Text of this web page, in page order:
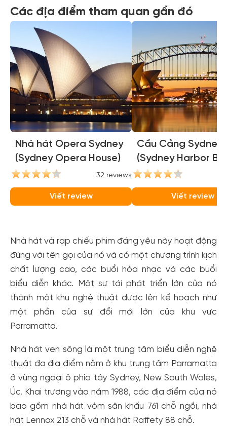
Các địa điểm tham quan gần đó
Nhà hát Opera Sydney
(Sydney Opera House)
32 reviews
Viết review
Cầu Cảng Sydney
(Sydney Harbor
Viết review
Nhà hát và rạp chiếu phim đáng yêu này hoạt động
đúng với tên gọi của nó và có một chương trình kịch
chất lượng cao, các buổi hòa nhạc và các buổi
biểu diễn khác. Một sự tái phát triển lớn của nó
thành một khu nghệ thuật được lên kế hoạch như
một phần của sự đổi mới lớn của khu vực
Parramatta.
Nhà hát ven sông là một trung tâm biểu diễn nghệ
thuật đa địa điểm nằm ở khu trung tâm Parramatta
ở vùng ngoại ô phía tây Sydney, New South Wales,
Úc. Khai trương vào năm 1988, các địa điểm của nó
bao gồm nhà hát vòm sân khấu 761 chỗ ngồi, nhà
hát Lennox 213 chỗ và nhà hát Raffety 88 chỗ.